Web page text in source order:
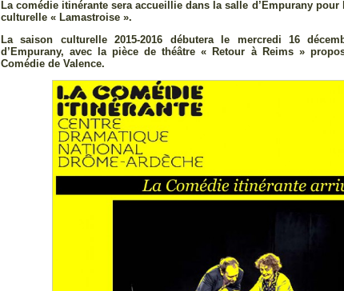
La comédie itinérante sera accueillie dans la salle d’Empurany
culturelle « Lamastroise ».
La saison culturelle 2015-2016 débutera le mercredi 16
d’Empurany, avec la pièce de théâtre « Retour à Reims »
Comédie de Valence.